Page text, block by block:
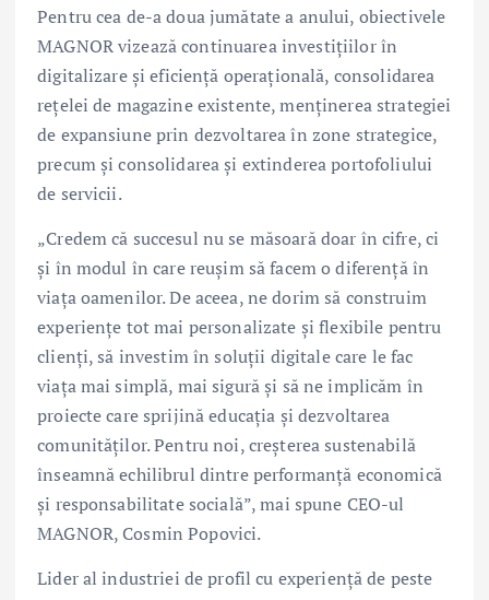
Pentru cea de-a doua jumătate a anului, obiectivele
MAGNOR vizează continuarea investițiilor în
digitalizare și eficiență operațională, consolidarea
rețelei de magazine existente, menținerea strategiei
de expansiune prin dezvoltarea în zone strategice,
precum și consolidarea și extinderea portofoliului
de servicii.
„Credem că succesul nu se măsoară doar în cifre, ci
și în modul în care reușim să facem o diferență în
viața oamenilor. De aceea, ne dorim să construim
experiențe tot mai personalizate și flexibile pentru
clienți, să investim în soluții digitale care le fac
viața mai simplă, mai sigură și să ne implicăm în
proiecte care sprijină educația și dezvoltarea
comunităților. Pentru noi, creșterea sustenabilă
înseamnă echilibrul dintre performanță economică
și responsabilitate socială”, mai spune CEO-ul
MAGNOR, Cosmin Popovici.
Lider al industriei de profil cu experiență de peste